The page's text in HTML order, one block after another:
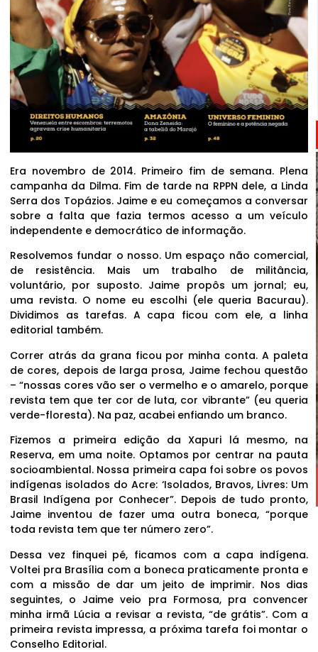
Era novembro de 2014. Primeiro fim de semana. Plena
campanha da Dilma. Fim de tarde na RPPN dele, a Linda
Serra dos Topázios. Jaime e eu começamos a conversar
sobre a falta que fazia termos acesso a um veículo
independente e democrático de informação.
Resolvemos fundar o nosso. Um espaço não comercial,
de resistência. Mais um trabalho de militância,
voluntário, por suposto. Jaime propôs um jornal; eu,
uma revista. O nome eu escolhi (ele queria Bacurau).
Dividimos as tarefas. A capa ficou com ele, a linha
editorial também.
Correr atrás da grana ficou por minha conta. A paleta
de cores, depois de larga prosa, Jaime fechou questão
– “nossas cores vão ser o vermelho e o amarelo, porque
revista tem que ter cor de luta, cor vibrante” (eu queria
verde-floresta). Na paz, acabei enfiando um branco.
Fizemos a primeira edição da Xapuri lá mesmo, na
Reserva, em uma noite. Optamos por centrar na pauta
socioambiental. Nossa primeira capa foi sobre os povos
indígenas isolados do Acre: ‘Isolados, Bravos, Livres: Um
Brasil Indígena por Conhecer”. Depois de tudo pronto,
Jaime inventou de fazer uma outra boneca, “porque
toda revista tem que ter número zero”.
Dessa vez finquei pé, ficamos com a capa indígena.
Voltei pra Brasília com a boneca praticamente pronta e
com a missão de dar um jeito de imprimir. Nos dias
seguintes, o Jaime veio pra Formosa, pra convencer
minha irmã Lúcia a revisar a revista, “de grátis”. Com a
primeira revista impressa, a próxima tarefa foi montar o
Conselho Editorial.